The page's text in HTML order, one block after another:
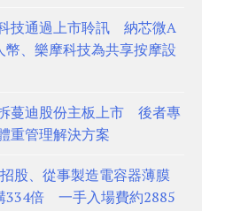
技通過上市聆訊 納芯微A
幣、樂摩科技為共享按摩設
蔓迪股份主板上市 後者專
重管理解決方案
股、從事製造電容器薄膜
334倍 一手入場費約2885